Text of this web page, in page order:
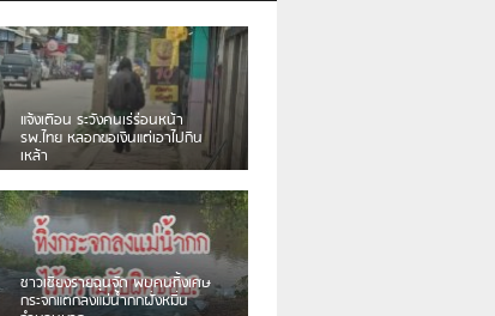
เดือนร้อน! ชาวเชียงรายบ่นรถ
Isuzu สีขาวซิ่งบายพาสเสียงดัง
สร้างความรำคาญ
ชาวผาลั้ง โวย ไร้หน่วยงานดูแล
ดินสไลด์ ต้องจัดการกันเอง